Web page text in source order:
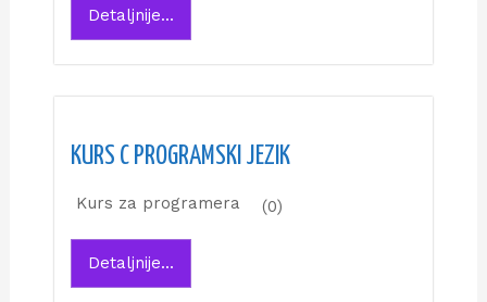
Detaljnije...
KURS C PROGRAMSKI JEZIK
Kurs za programera (0)
Detaljnije...